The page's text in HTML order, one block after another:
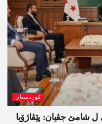
کوردستان
شامێ جڤیان: پێڤاژۆیا